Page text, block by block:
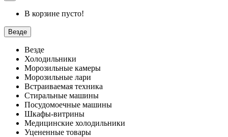
В корзине пусто!
Везде
Везде
Холодильники
Морозильные камеры
Морозильные лари
Встраиваемая техника
Стиральные машины
Посудомоечные машины
Шкафы-витрины
Медицинские холодильники
Уцененные товары